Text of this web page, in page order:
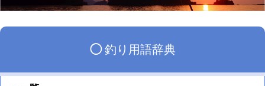
◯釣り用語辞典